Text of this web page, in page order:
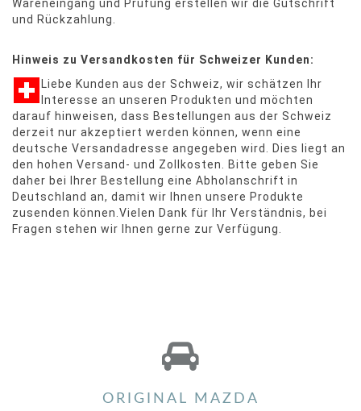
Wareneingang und Prüfung erstellen wir die Gutschrift
und Rückzahlung.
Hinweis zu Versandkosten für Schweizer Kunden:
Liebe Kunden aus der Schweiz, wir schätzen Ihr
Interesse an unseren Produkten und möchten
darauf hinweisen, dass Bestellungen aus der Schweiz
derzeit nur akzeptiert werden können, wenn eine
deutsche Versandadresse angegeben wird. Dies liegt an
den hohen Versand- und Zollkosten. Bitte geben Sie
daher bei Ihrer Bestellung eine Abholanschrift in
Deutschland an, damit wir Ihnen unsere Produkte
zusenden können.Vielen Dank für Ihr Verständnis, bei
Fragen stehen wir Ihnen gerne zur Verfügung.
ORIGINAL MAZDA